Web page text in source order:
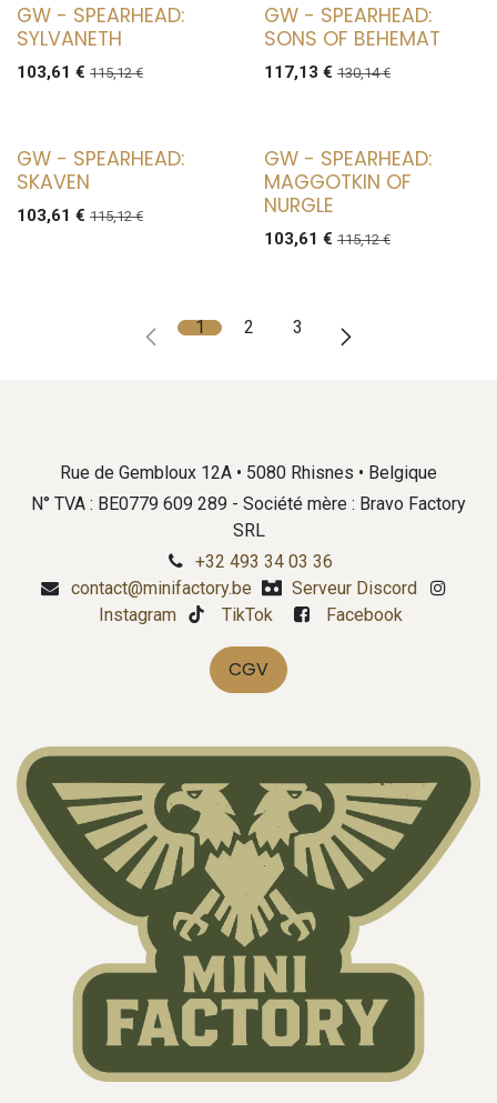
GW - SPEARHEAD:
SYLVANETH
103,61 € 115,12€
GW - SPEARHEAD:
SONS OF BEHEMAT
117,13 € 130,14€
GW - SPEARHEAD:
SKAVEN
103,61 € 115,12€
GW - SPEARHEAD:
MAGGOTKIN OF
NURGLE
103,61 € 115,12€
1 2 3
Rue de Gembloux 12A • 5080 Rhisnes • Belgique
N° TVA : BE0779 609 289 - Société mère : Bravo Factory
SRL
+32 493 34 03 36
contact@minifactory.be
Serveur Discord
Instagram
TikTok Facebook
CGV